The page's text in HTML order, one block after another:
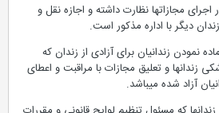
مجازاتها نظارت داشته و اجازه نقل و
دیگر با اداره مذکور است.
نمودن زندانیان برای آزادی از زندان که
و تعلیق مجازات با مراقبت و اعطای
آزاد شده میباشد.